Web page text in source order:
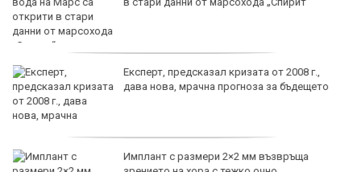
Започва изплащането на пенсиите
Времето във Варна на 7 август 2026